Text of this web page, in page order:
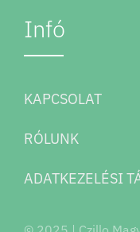
Infó
KAPCSOLAT
RÓLUNK
ADATKEZELÉSI